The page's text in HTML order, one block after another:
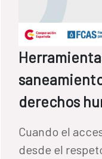
reconocido
práctica, con
programa. LECCIONES APRENDIDAS Entre
las lecciones
destacaron
mencionar tres:
municipales; b)
forma
derechos
Cuando el
desde el